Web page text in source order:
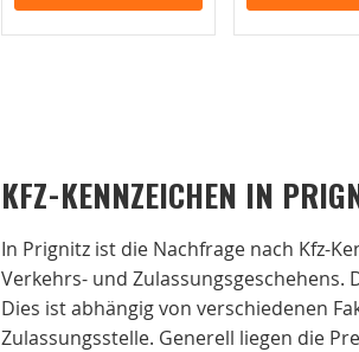
KFZ-KENNZEICHEN IN
In Prignitz ist die Nachfrage nach Kfz-
Verkehrs- und
Dies ist abhängig von verschiedenen
Zulassungsstelle. Generell liegen die